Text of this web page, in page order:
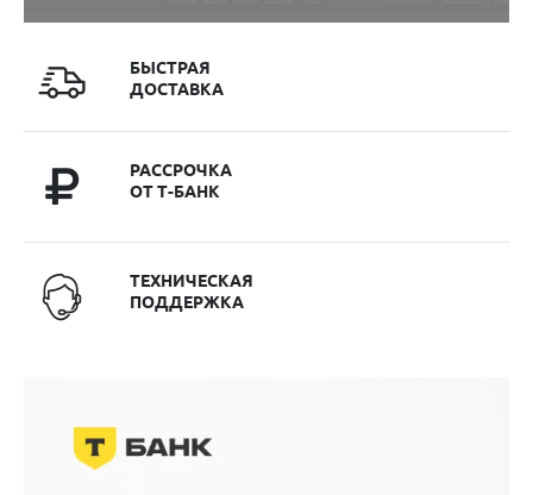
БЫСТРАЯ
ДОСТАВКА
РАССРОЧКА
ОТ Т-БАНК
ТЕХНИЧЕСКАЯ
ПОДДЕРЖКА